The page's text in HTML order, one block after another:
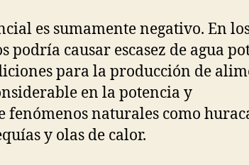
es sumamente negativo. En
podría causar escasez de agua
para la producción de
en la potencia y
fenómenos naturales como
y olas de calor.